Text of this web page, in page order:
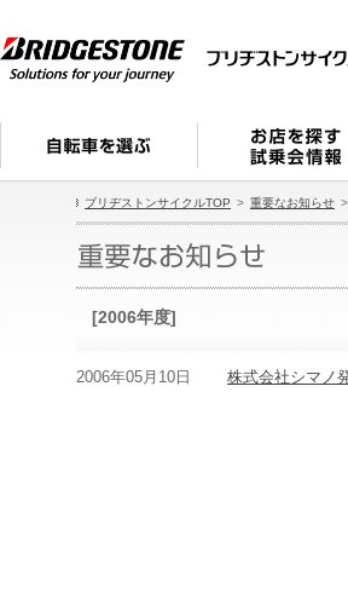
ブリヂストンサイクルTOP 重要なお知らせ
[2006年度]
2006年05月10日 株式会社シマノ